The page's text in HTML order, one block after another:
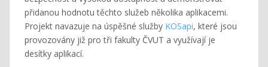
přidanou hodnotu těchto služeb několika aplikacemi.
Projekt navazuje na úspěšné služby KOSapi, které jsou
provozovány již pro tři fakulty ČVUT a využívají je
desítky aplikací.